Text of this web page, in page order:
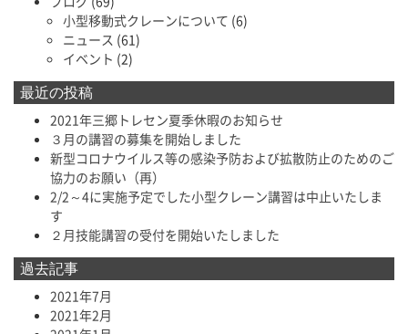
小型移動式クレーンについて (6)
ニュース (61)
イベント (2)
最近の投稿
2021年三郷トレセン夏季休暇のお知らせ
３月の講習の募集を開始しました
新型コロナウイルス等の感染予防および拡散防止のためのご
協力のお願い（再）
2/2～4に実施予定でした小型クレーン講習は中止いたしま
す
２月技能講習の受付を開始いたしました
過去記事
2021年7月
2021年2月